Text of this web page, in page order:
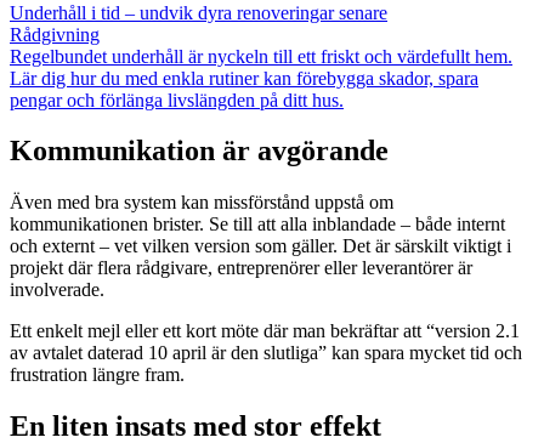
Underhåll i tid – undvik dyra renoveringar senare
Rådgivning
Regelbundet underhåll är nyckeln till ett friskt och värdefullt hem.
Lär dig hur du med enkla rutiner kan förebygga skador, spara
pengar och förlänga livslängden på ditt hus.
Kommunikation är avgörande
Även med bra system kan missförstånd uppstå om
kommunikationen brister. Se till att alla inblandade – både internt
och externt – vet vilken version som gäller. Det är särskilt viktigt i
projekt där flera rådgivare, entreprenörer eller leverantörer är
involverade.
Ett enkelt mejl eller ett kort möte där man bekräftar att “version 2.1
av avtalet daterad 10 april är den slutliga” kan spara mycket tid och
frustration längre fram.
En liten insats med stor effekt